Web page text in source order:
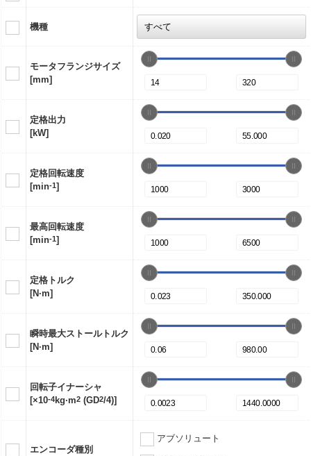
機種
モータフランジサイズ
[mm]
定格出力
[kW]
定格回転速度
[min-1]
最高回転速度
[min-1]
定格トルク
[N·m]
瞬時最大ストールトルク
[N·m]
回転子イナーシャ
[×10-4kg·m2 (GD2/4)]
エンコーダ種別
アブソリュート